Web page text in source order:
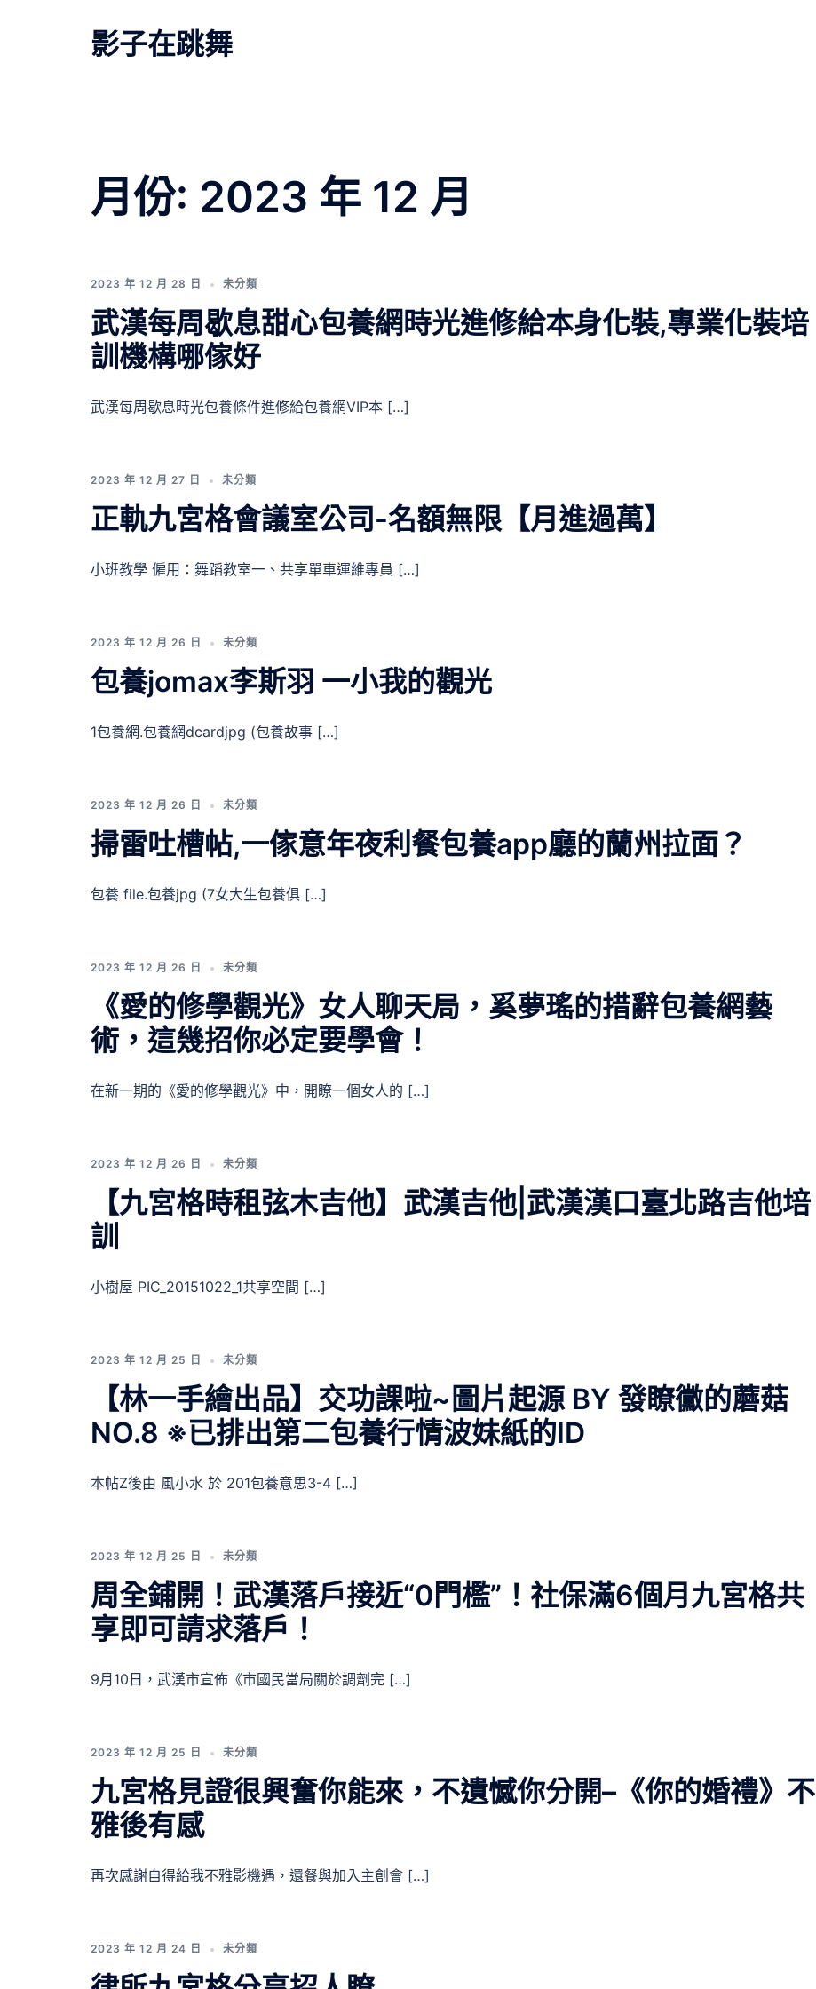
影子在跳舞
月份: 2023 年 12 月
2023 年 12 月 28 日 未分類
武漢每周歇息甜心包養網時光進修給本身化裝,專業化裝培
訓機構哪傢好
武漢每周歇息時光包養條件進修給包養網VIP本 […]
2023 年 12 月 27 日 未分類
正軌九宮格會議室公司-名額無限【月進過萬】
小班教學 僱用：舞蹈教室一、共享單車運維專員 […]
2023 年 12 月 26 日 未分類
包養jomax李斯羽 一小我的觀光
1包養網.包養網dcardjpg (包養故事 […]
2023 年 12 月 26 日 未分類
掃雷吐槽帖,一傢意年夜利餐包養app廳的蘭州拉面？
包養 file.包養jpg (7女大生包養俱 […]
2023 年 12 月 26 日 未分類
《愛的修學觀光》女人聊天局，奚夢瑤的措辭包養網藝
術，這幾招你必定要學會！
在新一期的《愛的修學觀光》中，開瞭一個女人的 […]
2023 年 12 月 26 日 未分類
【九宮格時租弦木吉他】武漢吉他|武漢漢口臺北路吉他培
訓
小樹屋 PIC_20151022_1共享空間 […]
2023 年 12 月 25 日 未分類
【林一手繪出品】交功課啦~圖片起源 BY 發瞭黴的蘑菇
NO.8 ※已排出第二包養行情波妹紙的ID
本帖Z後由 風小水 於 201包養意思3-4 […]
2023 年 12 月 25 日 未分類
周全鋪開！武漢落戶接近“0門檻”！社保滿6個月九宮格共
享即可請求落戶！
9月10日，武漢市宣佈《市國民當局關於調劑完 […]
2023 年 12 月 25 日 未分類
九宮格見證很興奮你能來，不遺憾你分開–《你的婚禮》不
雅後有感
再次感謝自得給我不雅影機遇，還餐與加入主創會 […]
2023 年 12 月 24 日 未分類